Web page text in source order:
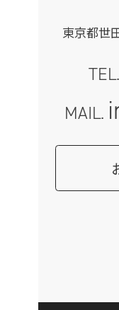
東京都世
TEL.
MAIL.